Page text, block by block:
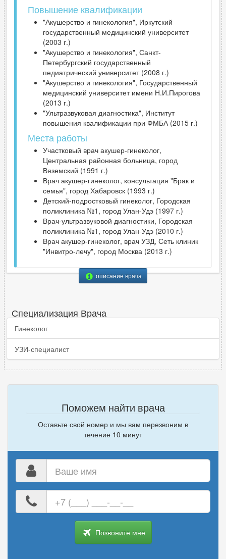
Повышение квалификации
"Акушерство и гинекология", Иркутский
государственный медицинский университет
(2003 г.)
"Акушерство и гинекология", Санкт-
Петербургский государственный
педиатрический университет (2008 г.)
"Акушерство и гинекология", Государственный
медицинский университет имени Н.И.Пирогова
(2013 г.)
"Ультразвуковая диагностика", Институт
повышения квалификации при ФМБА (2015 г.)
Места работы
Участковый врач акушер-гинеколог,
Центральная районная больница, город
Вяземский (1991 г.)
Врач акушер-гинеколог, консультация "Брак и
семья", город Хабаровск (1993 г.)
Детский-подростковый гинеколог, Городская
поликлиника №1, город Улан-Удэ (1997 г.)
Врач-ультразвуковой диагностики, Городская
поликлиника №1, город Улан-Удэ (2010 г.)
Врач акушер-гинеколог, врач УЗД, Сеть клиник
"Инвитро-лечу", город Москва (2013 г.)
описание врача
Специализация Врача
Гинеколог
УЗИ-специалист
Поможем найти врача
Оставьте свой номер и мы вам перезвоним в
течение 10 минут
номер
телефона
Позвоните мне